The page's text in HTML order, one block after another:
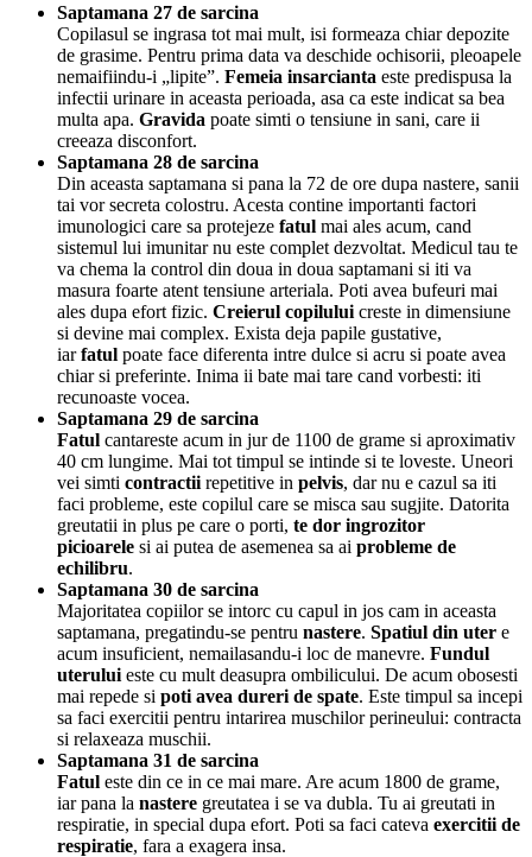
Saptamana 27 de sarcina
Copilasul se ingrasa tot mai mult, isi formeaza chiar depozite
de grasime. Pentru prima data va deschide ochisorii, pleoapele
nemaifiindu-i „lipite”. Femeia insarcianta este predispusa la
infectii urinare in aceasta perioada, asa ca este indicat sa bea
multa apa. Gravida poate simti o tensiune in sani, care ii
creeaza disconfort.
Saptamana 28 de sarcina
Din aceasta saptamana si pana la 72 de ore dupa nastere, sanii
tai vor secreta colostru. Acesta contine importanti factori
imunologici care sa protejeze fatul mai ales acum, cand
sistemul lui imunitar nu este complet dezvoltat. Medicul tau te
va chema la control din doua in doua saptamani si iti va
masura foarte atent tensiune arteriala. Poti avea bufeuri mai
ales dupa efort fizic. Creierul copilului creste in dimensiune
si devine mai complex. Exista deja papile gustative,
iarfatul poate face diferenta intre dulce si acru si poate avea
chiar si preferinte. Inima ii bate mai tare cand vorbesti: iti
recunoaste vocea.
Saptamana 29 de sarcina
Fatul cantareste acum in jur de 1100 de grame si aproximativ
40 cm lungime. Mai tot timpul se intinde si te loveste. Uneori
vei simti contractii repetitive in pelvis, dar nu e cazul sa iti
faci probleme, este copilul care se misca sau sugjite. Datorita
greutatii in plus pe care o porti, te dor ingrozitor
picioarele si ai putea de asemenea sa ai probleme de
echilibru.
Saptamana 30 de sarcina
Majoritatea copiilor se intorc cu capul in jos cam in aceasta
saptamana, pregatindu-se pentru nastere. Spatiul din uter e
acum insuficient, nemailasandu-i loc de manevre. Fundul
uterului este cu mult deasupra ombilicului. De acum obosesti
mai repede si poti avea dureri de spate. Este timpul sa incepi
sa faci exercitii pentru intarirea muschilor perineului: contracta
si relaxeaza muschii.
Saptamana 31 de sarcina
Fatul este din ce in ce mai mare. Are acum 1800 de grame,
iar pana la nastere greutatea i se va dubla. Tu ai greutati in
respiratie, in special dupa efort. Poti sa faci cateva exercitii de
respiratie, fara a exagera insa.